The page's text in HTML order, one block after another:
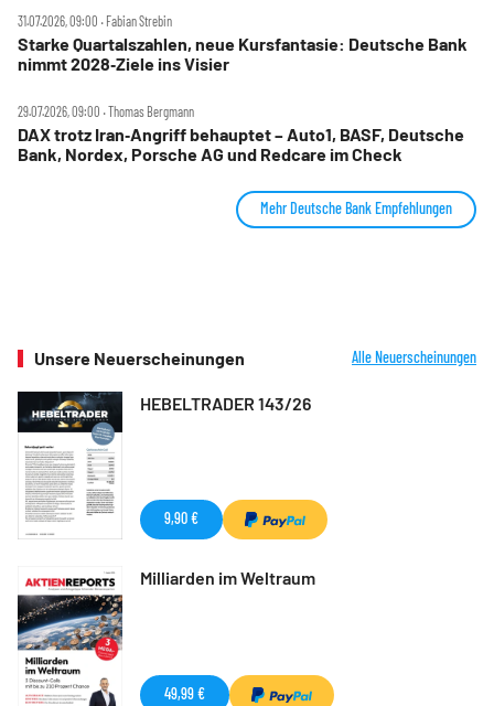
31.07.2026, 09:00 ‧ Fabian Strebin
Starke Quartalszahlen, neue Kursfantasie: Deutsche Bank
nimmt 2028‑Ziele ins Visier
29.07.2026, 09:00 ‧ Thomas Bergmann
DAX trotz Iran‑Angriff behauptet – Auto1, BASF, Deutsche
Bank, Nordex, Porsche AG und Redcare im Check
Mehr Deutsche Bank Empfehlungen
Unsere Neuerscheinungen Alle Neuerscheinungen
HEBELTRADER 143/26
9,90 €
Milliarden im Weltraum
49,99 €